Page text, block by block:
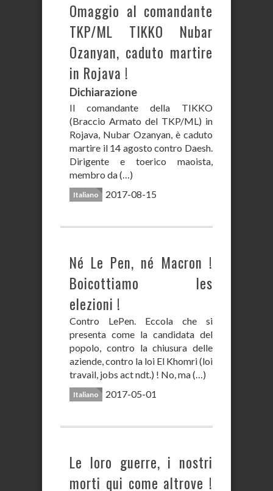
Omaggio al comandante
TKP/ML TIKKO Nubar
Ozanyan, caduto martire
in Rojava !
Dichiarazione
Il comandante della TIKKO
(Braccio Armato del TKP/ML) in
Rojava, Nubar Ozanyan, è caduto
martire il 14 agosto contro Daesh.
Dirigente e toerico maoista,
membro da (…)
Italiano 2017-08-15
Né Le Pen, né Macron !
Boicottiamo les
elezioni !
Contro LePen. Eccola che si
presenta come la candidata del
popolo, contro la chiusura delle
aziende, contro la loi El Khomri (loi
travail, jobs act ndt.) ! No, ma (…)
Italiano 2017-05-01
Le loro guerre, i nostri
morti qui come altrove !